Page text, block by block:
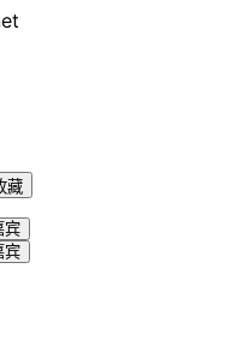
藏
宾
宾